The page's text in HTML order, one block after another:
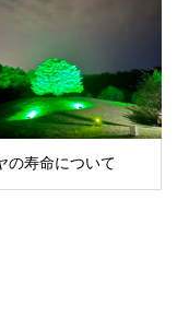
の寿命について